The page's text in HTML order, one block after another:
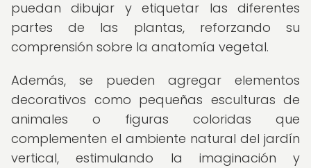
puedan dibujar y etiquetar las diferentes
partes de las plantas, reforzando su
comprensión sobre la anatomía vegetal.
Además, se pueden agregar elementos
decorativos como pequeñas esculturas de
animales o figuras coloridas que
complementen el ambiente natural del jardín
vertical, estimulando la imaginación y